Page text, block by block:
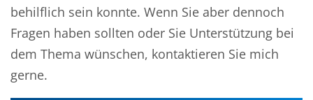
behilflich sein konnte. Wenn Sie aber dennoch
Fragen haben sollten oder Sie Unterstützung bei
dem Thema wünschen, kontaktieren Sie mich
gerne.